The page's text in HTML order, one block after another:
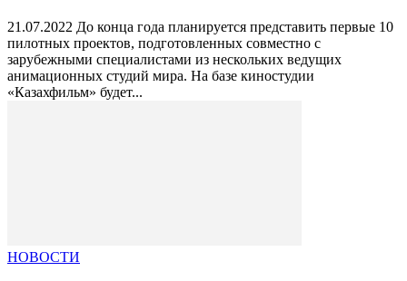
21.07.2022 До конца года планируется представить первые 10
пилотных проектов, подготовленных совместно с
зарубежными специалистами из нескольких ведущих
анимационных студий мира. На базе киностудии
«Казахфильм» будет...
НОВОСТИ